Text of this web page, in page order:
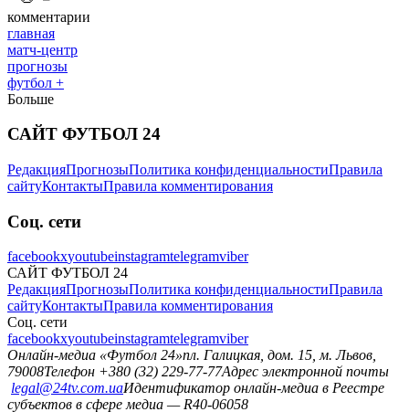
комментарии
главная
матч-центр
прогнозы
футбол +
Больше
САЙТ ФУТБОЛ 24
РедакцияПрогнозыПолитика конфиденциальностиПравила
сайтуКонтактыПравила комментирования
Соц. сети
facebookxyoutubeinstagramtelegramviber
САЙТ ФУТБОЛ 24
РедакцияПрогнозыПолитика конфиденциальностиПравила
сайтуКонтактыПравила комментирования
Соц. сети
facebookxyoutubeinstagramtelegramviber
Онлайн-медиа «Футбол 24»пл. Галицкая, дом. 15, м. Львов,
79008Телефон +380 (32) 229-77-77Адрес электронной почты
legal@24tv.com.uaИдентификатор онлайн-медиа в Реестре
субъектов в сфере медиа — R40-06058